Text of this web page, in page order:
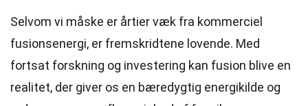
Selvom vi måske er årtier væk fra kommerciel
fusionsenergi, er fremskridtene lovende. Med
fortsat forskning og investering kan fusion blive en
realitet, der giver os en bæredygtig energikilde og